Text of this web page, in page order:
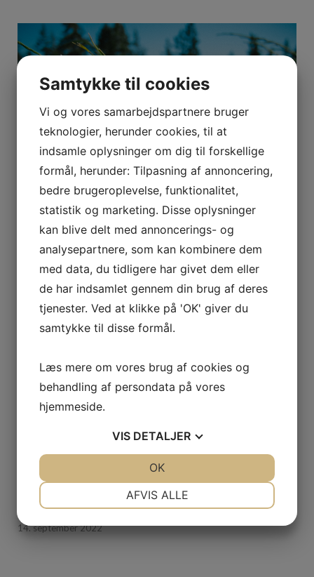
Bedemand med nærvær
13. oktober 2022
EU kvalifikationsbevis
14. september 2022
Samtykke til cookies
Vi og vores samarbejdspartnere bruger
teknologier, herunder cookies, til at
indsamle oplysninger om dig til forskellige
formål, herunder: Tilpasning af annoncering,
bedre brugeroplevelse, funktionalitet,
statistik og marketing. Disse oplysninger
kan blive delt med annoncerings- og
analysepartnere, som kan kombinere dem
med data, du tidligere har givet dem eller
de har indsamlet gennem din brug af deres
tjenester. Ved at klikke på 'OK' giver du
samtykke til disse formål.
Læs mere om vores brug af cookies og
behandling af persondata på vores
hjemmeside.
VIS DETALJER
AFVIS ALLE
OK